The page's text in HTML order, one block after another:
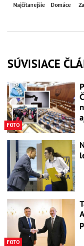
Najčítanejšie Domáce
SÚVISIACE
FOTO
FOTO